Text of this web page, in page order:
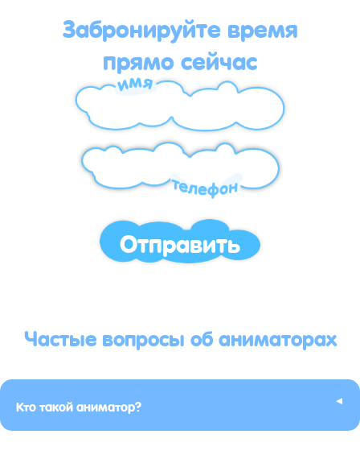
Забронируйте время
прямо сейчас
Отправить
Частые вопросы об аниматорах
Кто такой аниматор? ▸